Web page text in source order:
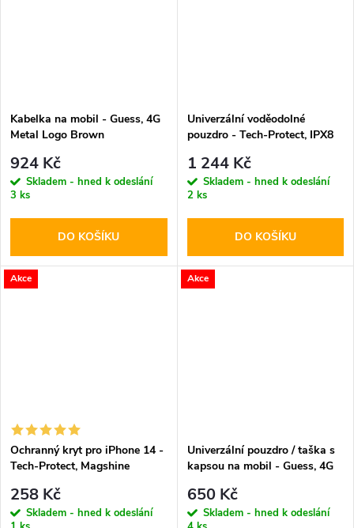
Kabelka na mobil - Guess, 4G
Metal Logo Brown
924 Kč
Skladem - hned k odeslání
3 ks
DO KOŠÍKU
Univerzální voděodolné
pouzdro - Tech-Protect, IPX8
Gray
1 244 Kč
Skladem - hned k odeslání
2 ks
DO KOŠÍKU
Akce
Ochranný kryt pro iPhone 14 -
Tech-Protect, Magshine
258 Kč
Skladem - hned k odeslání
Akce
Univerzální pouzdro / taška s
kapsou na mobil - Guess, 4G
650 Kč
Skladem - hned k odeslání